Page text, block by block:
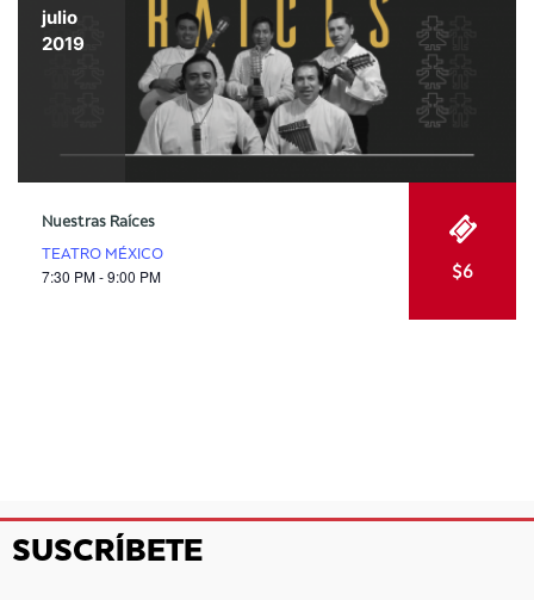
julio
2019
Nuestras Raíces
TEATRO MÉXICO
7:30 PM - 9:00 PM $6
SUSCRÍBETE